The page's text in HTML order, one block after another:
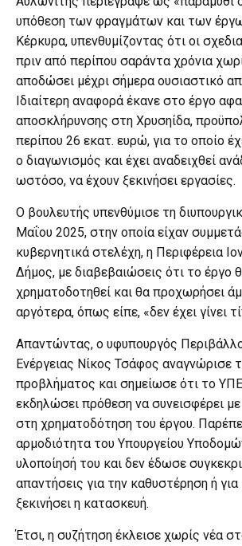
υπόθεση των φραγμάτων και των
Κέρκυρα, υπενθυμίζοντας ότι οι
πριν από περίπου σαράντα χρόνια
αποδώσει μέχρι σήμερα ουσιαστικό
Ιδιαίτερη αναφορά έκανε στο έργο
αποσκλήρυνσης στη Χρυσηίδα,
περίπου 26 εκατ. ευρώ, για το οποίο
ο διαγωνισμός και έχει αναδειχθεί
ωστόσο, να έχουν ξεκινήσει εργασίες.
Ο βουλευτής υπενθύμισε τη
Μαΐου 2025, στην οποία είχαν
κυβερνητικά στελέχη, η Περιφέρεια
Δήμος, με διαβεβαιώσεις ότι το έργο
χρηματοδοτηθεί και θα προχωρήσει
αργότερα, όπως είπε, «δεν έχει γίνει
Απαντώντας, ο υφυπουργός
Ενέργειας Νίκος Τσάφος αναγνώρισε
προβλήματος και σημείωσε ότι το
εκδηλώσει πρόθεση να συνεισφέρει
στη χρηματοδότηση του έργου.
αρμοδιότητα του Υπουργείου
υλοποίησή του και δεν έδωσε
απαντήσεις για την καθυστέρηση ή
ξεκινήσει η κατασκευή.
Έτσι, η συζήτηση έκλεισε χωρίς νέα